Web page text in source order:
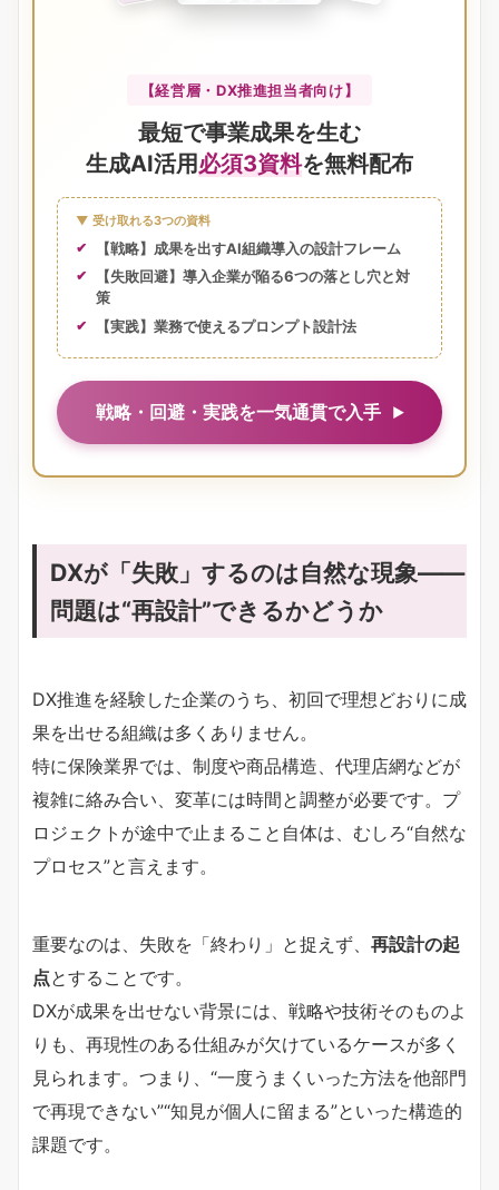
【経営層・DX推進担当者向け】
最短で事業成果を生む
生成AI活用必須3資料を無料配布
▼ 受け取れる3つの資料
【戦略】成果を出すAI組織導入の設計フレーム
【失敗回避】導入企業が陥る6つの落とし穴と対
策
【実践】業務で使えるプロンプト設計法
戦略・回避・実践を一気通貫で入手
DXが「失敗」するのは自然な現象――
問題は“再設計”できるかどうか
DX推進を経験した企業のうち、初回で理想どおりに成
果を出せる組織は多くありません。
特に保険業界では、制度や商品構造、代理店網などが
複雑に絡み合い、変革には時間と調整が必要です。プ
ロジェクトが途中で止まること自体は、むしろ“自然な
プロセス”と言えます。
重要なのは、失敗を「終わり」と捉えず、 再設計の起
点とすることです。
DXが成果を出せない背景には、戦略や技術そのものよ
りも、再現性のある仕組みが欠けているケースが多く
見られます。つまり、“一度うまくいった方法を他部門
で再現できない”“知見が個人に留まる”といった構造的
課題です。